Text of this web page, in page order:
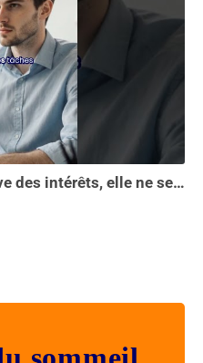
La dette de sommeil prélève des intérêts, elle ne se solde pas en une seule nuit...